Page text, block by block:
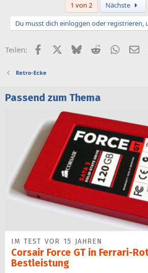
1 von 2 Nächste
Du musst dich einloggen oder registrieren,
Teilen: FacebookX (Twitter)
BlueskyReddit E-
Retro-Ecke
Passend zum Thema
IM TEST VOR 15 JAHREN
Corsair Force GT in Ferrari-
Bestleistung